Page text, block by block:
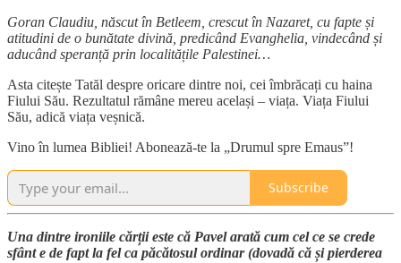
Goran Claudiu, născut în Betleem, crescut în Nazaret, cu fapte și
atitudini de o bunătate divină, predicând Evanghelia, vindecând și
aducând speranță prin localitățile Palestinei…
Asta citește Tatăl despre oricare dintre noi, cei îmbrăcați cu haina
Fiului Său. Rezultatul rămâne mereu același – viața. Viața Fiului
Său, adică viața veșnică.
Vino în lumea Bibliei! Abonează-te la „Drumul spre Emaus”!
Subscribe
Una dintre ironiile cărții este că Pavel arată cum cel ce se crede
sfânt e de fapt la fel ca păcătosul ordinar (dovadă că și pierderea